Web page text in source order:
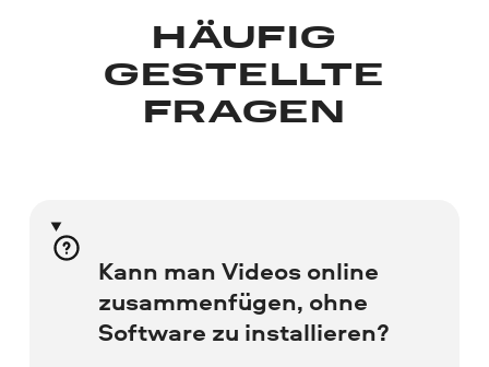
HÄUFIG
GESTELLTE
FRAGEN
Kann man Videos online
zusammenfügen, ohne
Software zu installieren?